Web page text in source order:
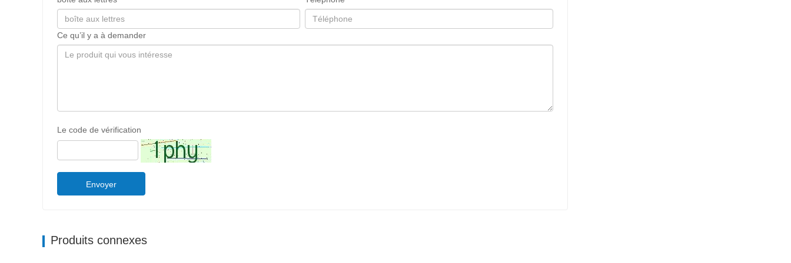
Ce qu’il y a à demander
Le code de vérification
Envoyer
Produits connexes